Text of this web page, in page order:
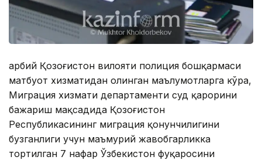
Ғарбий Қозоғистон вилояти полиция бошқармаси
матбуот хизматидан олинган маълумотларга кўра,
Миграция хизмати департаменти суд қарорини
бажариш мақсадида Қозоғистон
Республикасининг миграция қонунчилигини
бузганлиги учун маъмурий жавобгарликка
тортилган 7 нафар Ўзбекистон фуқаросини